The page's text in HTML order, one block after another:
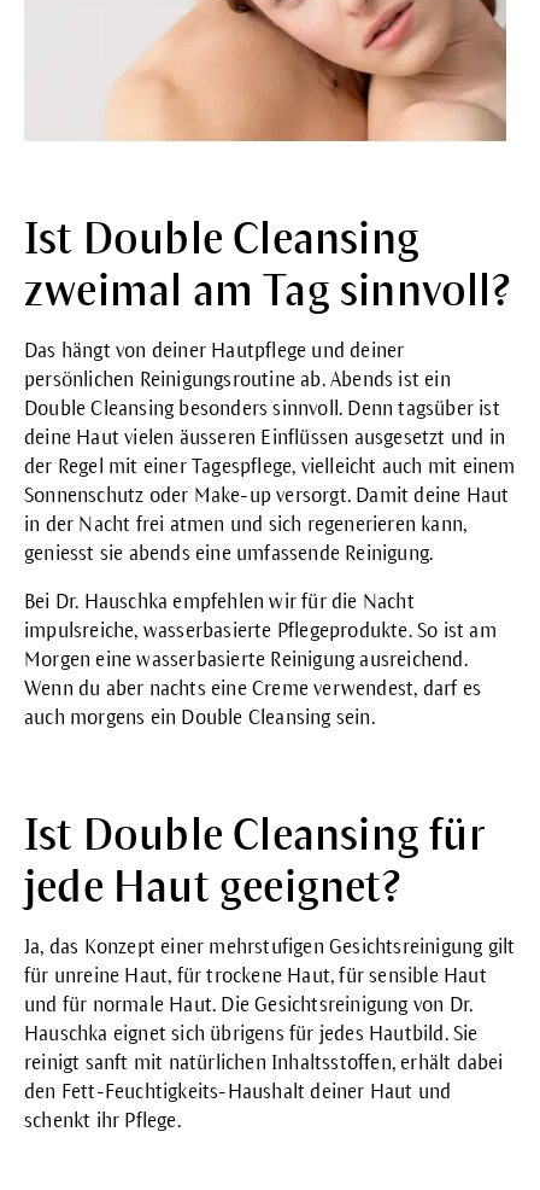
Ist Double Cleansing
zweimal am Tag sinnvoll?
Das hängt von deiner Hautpflege und deiner
persönlichen Reinigungsroutine ab. Abends ist ein
Double Cleansing besonders sinnvoll. Denn tagsüber ist
deine Haut vielen äusseren Einflüssen ausgesetzt und in
der Regel mit einer Tagespflege, vielleicht auch mit einem
Sonnenschutz oder Make-up versorgt. Damit deine Haut
in der Nacht frei atmen und sich regenerieren kann,
geniesst sie abends eine umfassende Reinigung.
Bei Dr. Hauschka empfehlen wir für die Nacht
impulsreiche, wasserbasierte Pflegeprodukte. So ist am
Morgen eine wasserbasierte Reinigung ausreichend.
Wenn du aber nachts eine Creme verwendest, darf es
auch morgens ein Double Cleansing sein.
Ist Double Cleansing für
jede Haut geeignet?
Ja, das Konzept einer mehrstufigen Gesichtsreinigung gilt
für unreine Haut, fürtrockene Haut, für sensible Haut
und für normale Haut. DieGesichtsreinigung von Dr.
Hauschka eignet sich übrigens für jedes Hautbild. Sie
reinigt sanft mit natürlichen Inhaltsstoffen, erhält dabei
den Fett-Feuchtigkeits-Haushalt deiner Haut und
schenkt ihr Pflege.